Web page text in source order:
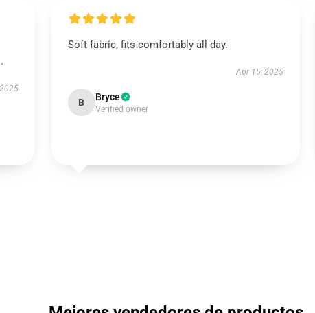
Soft fabric, fits comfortably all day.
Apr 15, 2025
B Bryce
Verified owner